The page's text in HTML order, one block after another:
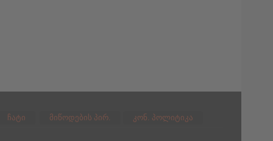
მიწოდების პირ. კონ. პოლიტიკა
ჩატი